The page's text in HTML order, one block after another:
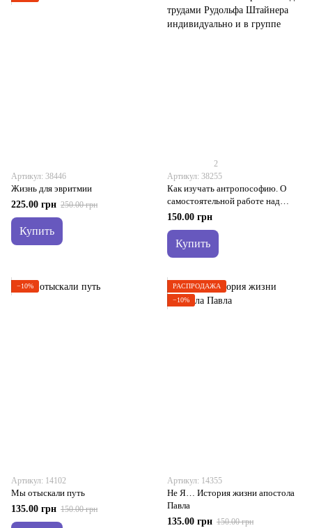
Артикул: 38446
Жизнь для эвритмии
225.00 грн 250.00 грн
Купить
2
Артикул: 38255
Как изучать антропософию. О
самостоятельной работе над
трудами Рудольфа Штайнера
150.00 грн
Купить
−10%
Артикул: 14102
Мы отыскали путь
135.00 грн 150.00 грн
РАСПРОДАЖА
−10%
Артикул: 14355
Не Я… История жизни апостола
Павла
135.00 грн 150.00 грн